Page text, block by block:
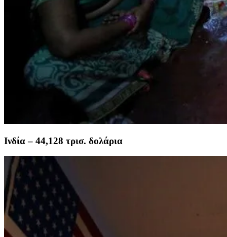
Ινδία – 44,128 τρισ. δολάρια